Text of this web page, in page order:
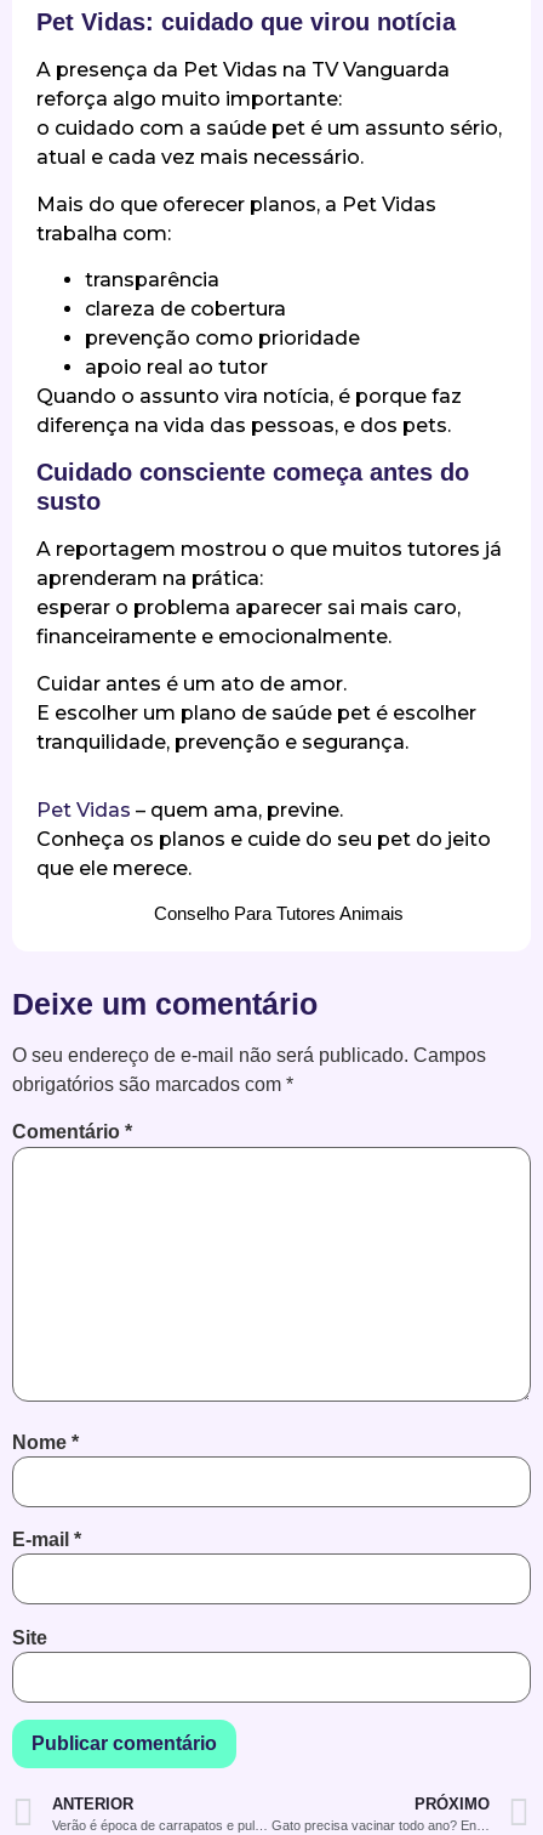
Pet Vidas: cuidado que virou notícia
A presença da Pet Vidas na TV Vanguarda
reforça algo muito importante:
o cuidado com a saúde pet é um assunto sério,
atual e cada vez mais necessário.
Mais do que oferecer planos, a Pet Vidas
trabalha com:
transparência
clareza de cobertura
prevenção como prioridade
apoio real ao tutor
Quando o assunto vira notícia, é porque faz
diferença na vida das pessoas, e dos pets.
Cuidado consciente começa antes do
susto
A reportagem mostrou o que muitos tutores já
aprenderam na prática:
esperar o problema aparecer sai mais caro,
financeiramente e emocionalmente.
Cuidar antes é um ato de amor.
E escolher um plano de saúde pet é escolher
tranquilidade, prevenção e segurança.
Pet Vidas – quem ama, previne.
Conheça os planos e cuide do seu pet do jeito
que ele merece.
Conselho Para Tutores Animais
Deixe um comentário
O seu endereço de e-mail não será publicado. Campos
obrigatórios são marcados com *
Comentário *
Nome *
E-mail *
Site
ANTERIOR PRÓXIMO
Gato precisa vacinar todo ano? Entenda o calendário ideal e como proteger seu filhote desde o início.